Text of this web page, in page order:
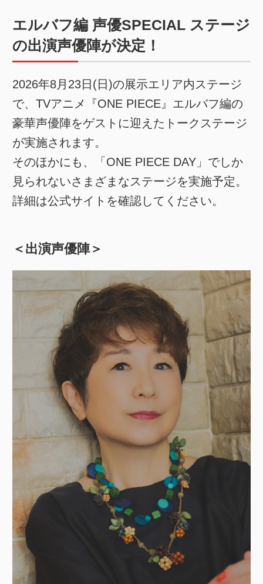
エルバフ編 声優SPECIAL ステージ
の出演声優陣が決定！
2026年8月23日(日)の展示エリア内ステージ
で、TVアニメ『ONE PIECE』エルバフ編の
豪華声優陣をゲストに迎えたトークステージ
が実施されます。
そのほかにも、「ONE PIECE DAY」でしか
見られないさまざまなステージを実施予定。
詳細は公式サイトを確認してください。
＜出演声優陣＞